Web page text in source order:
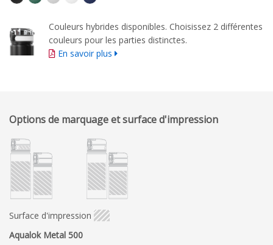
Couleurs hybrides disponibles. Choisissez 2 différentes
couleurs pour les parties distinctes.
En savoir plus
Options de marquage et surface d'impression
Surface d'impression
Aqualok Metal 500